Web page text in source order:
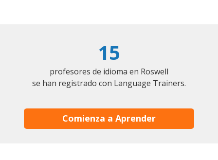
15
profesores de idioma en Roswell
se han registrado con Language Trainers.
Comienza a Aprender